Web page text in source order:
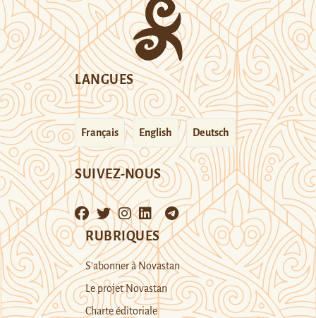
LANGUES
Français English Deutsch
SUIVEZ-NOUS
RUBRIQUES
S’abonner à Novastan
Le projet Novastan
Charte éditoriale